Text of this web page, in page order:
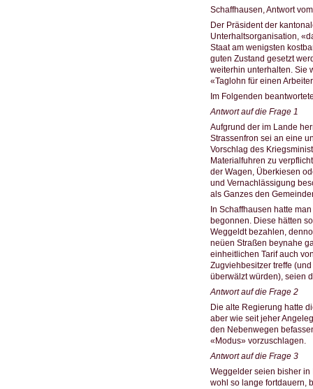
Schaffhausen, Antwort
Der Präsident der
Unterhaltsorganisation,
Staat am wenigsten
guten Zustand gesetzt
weiterhin unterhalten. Sie
«Taglohn für einen
Im Folgenden
Antwort auf die Frage 1
Aufgrund der im Lande
Strassenfron sei an eine
Vorschlag des
Materialfuhren zu
der Wagen, Überkiesen
und Vernachlässigung
als Ganzes den
In Schaffhausen hatte
begonnen. Diese hätten
Weggeldt bezahlen,
neüen Straßen beynahe
einheitlichen Tarif auch
Zugviehbesitzer treffe
überwälzt würden), seien
Antwort auf die Frage 2
Die alte Regierung hatte
aber wie seit jeher
den Nebenwegen
«Modus» vorzuschlagen.
Antwort auf die Frage 3
Weggelder seien bisher
wohl so lange fortdauern,